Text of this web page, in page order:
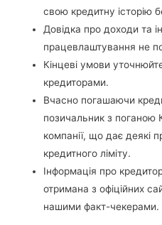
свою кредитну історію
Довідка про доходи та
працевлаштування не
Кінцеві умови
кредиторами.
Вчасно погашаючи
позичальник з поганою
компанії, що дає деякі
кредитного ліміту.
Інформація про
отримана з офіційних
нашими факт-чекерами.